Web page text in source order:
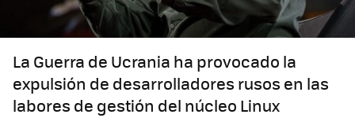
La Guerra de Ucrania ha provocado la
expulsión de desarrolladores rusos en las
labores de gestión del núcleo Linux